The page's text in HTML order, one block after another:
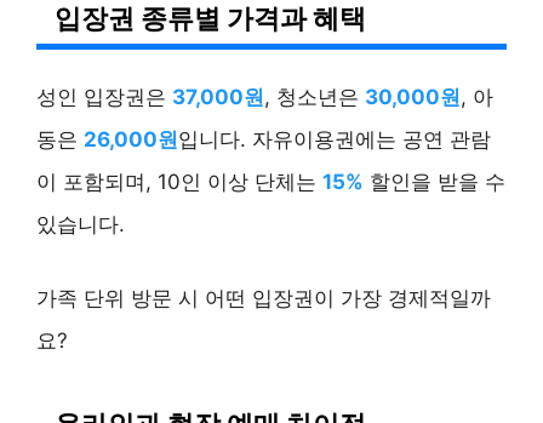
입장권 종류별 가격과 혜택
성인 입장권은 37,000원, 청소년은 30,000원, 아
동은 26,000원입니다. 자유이용권에는 공연 관람
이 포함되며, 10인 이상 단체는 15% 할인을 받을 수
있습니다.
가족 단위 방문 시 어떤 입장권이 가장 경제적일까
요?